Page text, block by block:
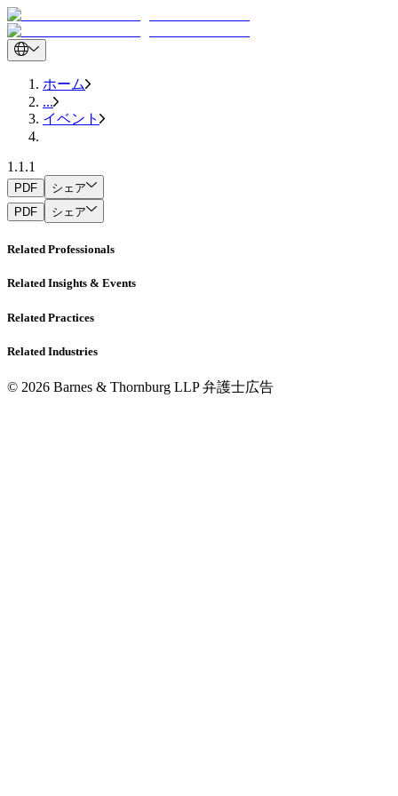
ホーム
...
イベント
1.1.1
PDF
シェア
PDF
シェア
Related Professionals
Related Insights & Events
Related Practices
Related Industries
© 2026 Barnes & Thornburg LLP 弁護士広告